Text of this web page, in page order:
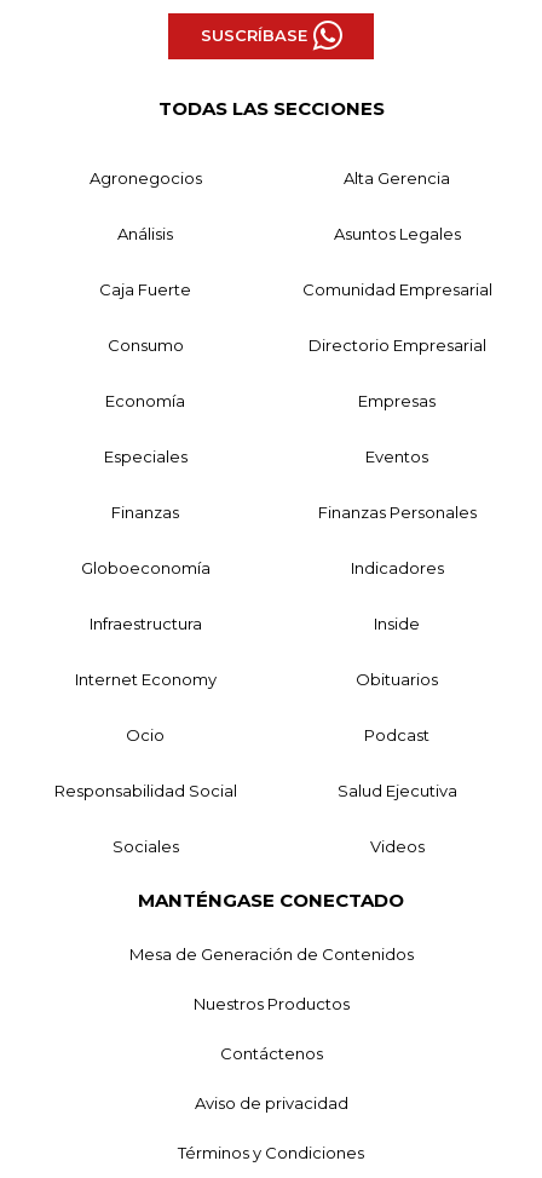
SUSCRÍBASE
TODAS LAS SECCIONES
Agronegocios Alta Gerencia
Análisis Asuntos Legales
Caja Fuerte Comunidad Empresarial
Consumo Directorio Empresarial
Economía Empresas
Especiales Eventos
Finanzas Finanzas Personales
Globoeconomía Indicadores
Infraestructura Inside
Internet Economy Obituarios
Ocio Podcast
Responsabilidad Social Salud Ejecutiva
Sociales Videos
MANTÉNGASE CONECTADO
Mesa de Generación de Contenidos
Nuestros Productos
Contáctenos
Aviso de privacidad
Términos y Condiciones